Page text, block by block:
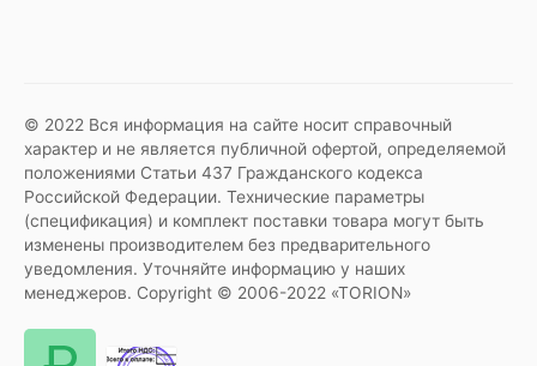
© 2022 Вся информация на сайте носит справочный
характер и не является публичной офертой, определяемой
положениями Статьи 437 Гражданского кодекса
Российской Федерации. Технические параметры
(спецификация) и комплект поставки товара могут быть
изменены производителем без предварительного
уведомления. Уточняйте информацию у наших
менеджеров. Copyright © 2006-2022 «TORION»